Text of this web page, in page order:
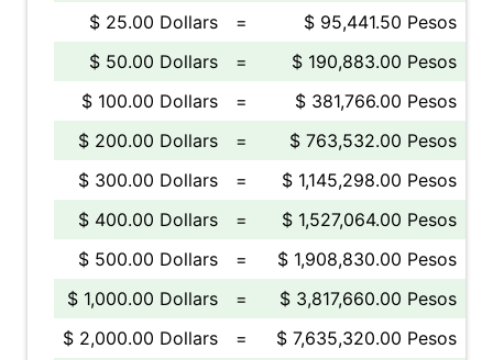
$ 25.00 Dollars
=
$ 95,441.50 Pesos
$ 50.00 Dollars
=
$ 190,883.00 Pesos
$ 100.00 Dollars
=
$ 381,766.00 Pesos
$ 200.00 Dollars
=
$ 763,532.00 Pesos
$ 300.00 Dollars
=
$ 1,145,298.00 Pesos
$ 400.00 Dollars
=
$ 1,527,064.00 Pesos
$ 500.00 Dollars
=
$ 1,908,830.00 Pesos
$ 1,000.00 Dollars
=
$ 3,817,660.00 Pesos
$ 2,000.00 Dollars
=
$ 7,635,320.00 Pesos